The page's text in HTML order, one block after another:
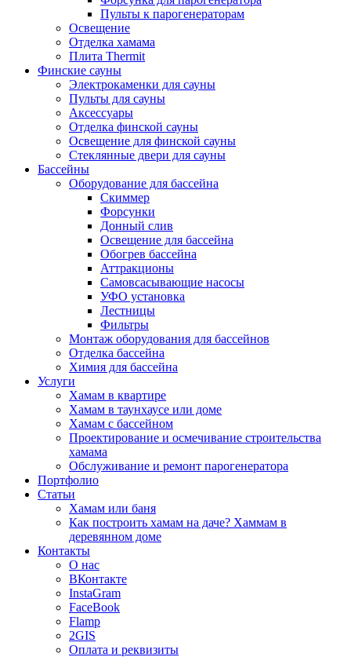
Пульты к парогенераторам
Освещение
Отделка хамама
Плита Thermit
Финские сауны
Электрокаменки для сауны
Пульты для сауны
Аксессуары
Отделка финской сауны
Освещение для финской сауны
Стеклянные двери для сауны
Бассейны
Оборудование для бассейна
Скиммер
Форсунки
Донный слив
Освещение для бассейна
Обогрев бассейна
Аттракционы
Самовсасывающие насосы
УФО установка
Лестницы
Фильтры
Монтаж оборудования для бассейнов
Отделка бассейна
Химия для бассейна
Услуги
Хамам в квартире
Хамам в таунхаусе или доме
Хамам с бассейном
Проектирование и осмечивание строительства
хамама
Обслуживание и ремонт парогенератора
Портфолио
Статьи
Хамам или баня
Как построить хамам на даче? Хаммам в
деревянном доме
Контакты
О нас
ВКонтакте
InstaGram
FaceBook
Flamp
2GIS
Оплата и реквизиты